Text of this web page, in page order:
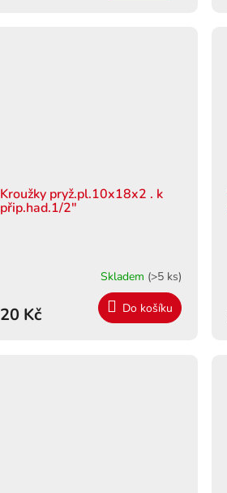
Kroužky pryž.pl.10x18x2 . k
přip.had.1/2"
Skladem (>5 ks)
20 Kč Do košíku